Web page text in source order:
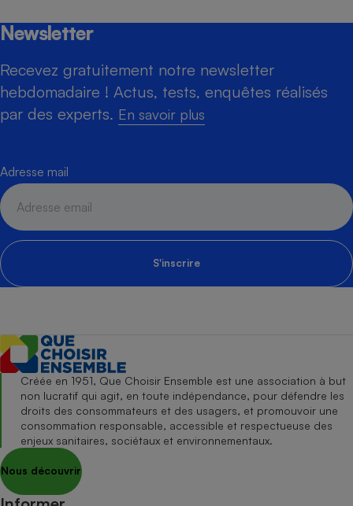
Newsletter
Recevez gratuitement notre newsletter
hebdomadaire ! Actus, tests, enquêtes réalisés
par des experts. En savoir plus
Adresse mail
S'inscrire
Créée en 1951, Que Choisir Ensemble est une association à but
non lucratif qui agit, en toute indépendance, pour défendre les
droits des consommateurs et des usagers, et promouvoir une
consommation responsable, accessible et respectueuse des
enjeux sanitaires, sociétaux et environnementaux.
Nous découvrir